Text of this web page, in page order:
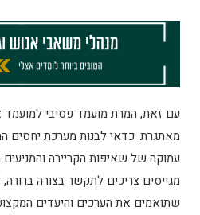
עם זאת, המרת מועמד פסיבי למועמד
מאתגרת. כדאי לבנות מערכת יחסים
עמוקה של שאיפות הקריירה
מגייסים צריכים לתקשר בצורה
שתואמים את הערכים והיעדים